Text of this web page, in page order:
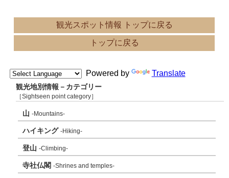
観光スポット情報 トップに戻る
トップに戻る
Powered by Translate
観光地別情報－カテゴリー
［Sightseen point category］
山 -Mountains-
ハイキング -Hiking-
登山 -Climbing-
寺社仏閣 -Shrines and temples-